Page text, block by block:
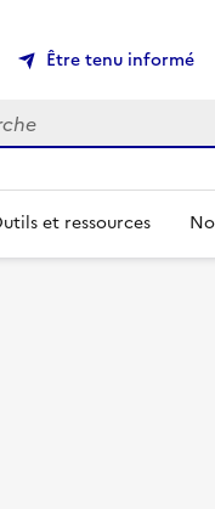
Être tenu informé
et ressources